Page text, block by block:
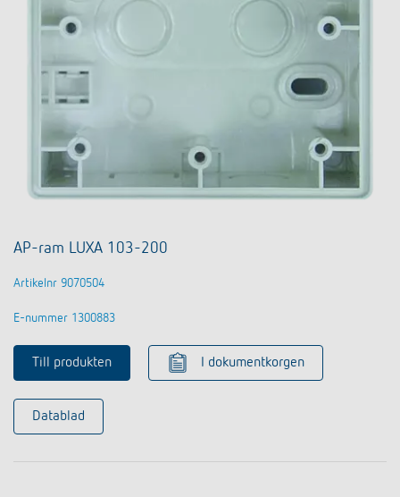
AP-ram LUXA 103-200
Artikelnr 9070504
E-nummer 1300883
Till produkten I dokumentkorgen
Datablad